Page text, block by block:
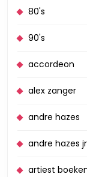
80's
90's
accordeon
alex zanger
andre hazes
andre hazes jr
artiest